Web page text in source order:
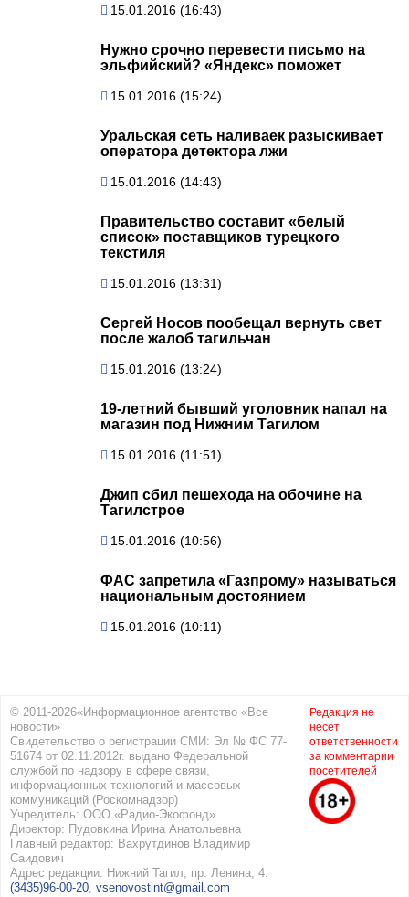
15.01.2016 (16:43)
Нужно срочно перевести письмо на
эльфийский? «Яндекс» поможет
15.01.2016 (15:24)
Уральская сеть наливаек разыскивает
оператора детектора лжи
15.01.2016 (14:43)
Правительство составит «белый
список» поставщиков турецкого
текстиля
15.01.2016 (13:31)
Сергей Носов пообещал вернуть свет
после жалоб тагильчан
15.01.2016 (13:24)
19-летний бывший уголовник напал на
магазин под Нижним Тагилом
15.01.2016 (11:51)
Джип сбил пешехода на обочине на
Тагилстрое
15.01.2016 (10:56)
ФАС запретила «Газпрому» называться
национальным достоянием
15.01.2016 (10:11)
© 2011-2026«Информационное агентство «Все
новости»
Свидетельство о регистрации СМИ: Эл № ФС 77-
51674 от 02.11.2012г. выдано Федеральной
службой по надзору в сфере связи,
информационных технологий и массовых
коммуникаций (Роскомнадзор)
Учредитель: ООО «Радио-Экофонд»
Директор: Пудовкина Ирина Анатольевна
Главный редактор: Вахрутдинов Владимир
Саидович
Адрес редакции: Нижний Тагил, пр. Ленина, 4.
(3435)96-00-20 vsenovostint@gmail.com
Редакция не
несет
ответственности
за комментарии
посетителей